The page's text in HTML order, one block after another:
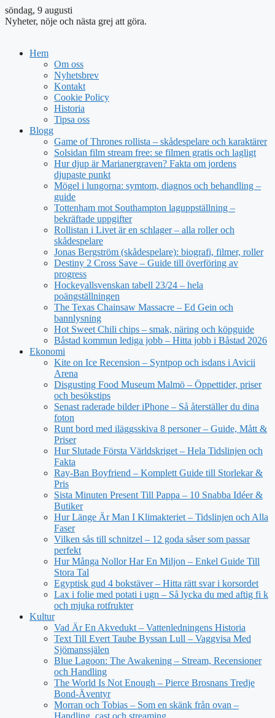
söndag, 9 augusti
Nyheter, nöje och nästa grej att göra.
Hem
Om oss
Nyhetsbrev
Kontakt
Cookie Policy
Historia
Tipsa oss
Blogg
Game of Thrones rollista – skådespelare och karaktärer
Solsidan film stream free: se filmen gratis och lagligt
Hur djup är Marianergraven? Fakta om jordens
djupaste punkt
Mögel i lungorna: symtom, diagnos och behandling –
guide
Tottenham mot Southampton laguppställning –
bekräftade uppgifter
Rollistan i Livet är en schlager – alla roller och
skådespelare
Jonas Bergström (skådespelare): biografi, filmer, roller
Destiny 2 Cross Save – Guide till överföring av
progress
Hockeyallsvenskan tabell 23/24 – hela
poängställningen
The Texas Chainsaw Massacre – Ed Gein och
bannlysning
Hot Sweet Chili chips – smak, näring och köpguide
Båstad kommun lediga jobb – Hitta jobb i Båstad 2026
Ekonomi
Kite on Ice Recension – Syntpop och isdans i Avicii
Arena
Disgusting Food Museum Malmö – Öppettider, priser
och besökstips
Senast raderade bilder iPhone – Så återställer du dina
foton
Runt bord med iläggsskiva 8 personer – Guide, Mått &
Priser
Hur Slutade Första Världskriget – Hela Tidslinjen och
Fakta
Ray-Ban Boyfriend – Komplett Guide till Storlekar &
Pris
Sista Minuten Present Till Pappa – 10 Snabba Idéer &
Butiker
Hur Länge Är Man I Klimakteriet – Tidslinjen och Alla
Faser
Vilken sås till schnitzel – 12 goda såser som passar
perfekt
Hur Många Nollor Har En Miljon – Enkel Guide Till
Stora Tal
Egyptisk gud 4 bokstäver – Hitta rätt svar i korsordet
Lax i folie med potati i ugn – Så lycka du med aftig fi k
och mjuka rotfrukter
Kultur
Vad Är En Akvedukt – Vattenledningens Historia
Text Till Evert Taube Byssan Lull – Vaggvisa Med
Sjömanssjälen
Blue Lagoon: The Awakening – Stream, Recensioner
och Handling
The World Is Not Enough – Pierce Brosnans Tredje
Bond-Äventyr
Morran och Tobias – Som en skänk från ovan –
Handling, cast och streaming